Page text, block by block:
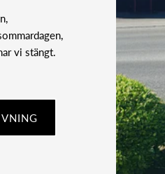
vi stängt.